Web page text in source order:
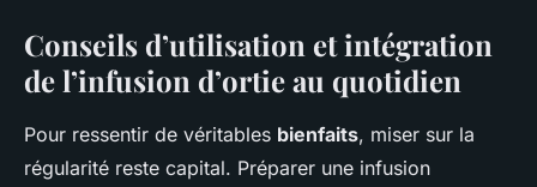
Conseils d’utilisation et intégration
de l’infusion d’ortie au quotidien
Pour ressentir de véritables bienfaits, miser sur la
régularité reste capital. Préparer une infusion